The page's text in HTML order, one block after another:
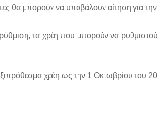
θα μπορούν να υποβάλουν αίτηση για
τα χρέη που μπορούν να
χρέη ως την 1 Οκτωβρίου του